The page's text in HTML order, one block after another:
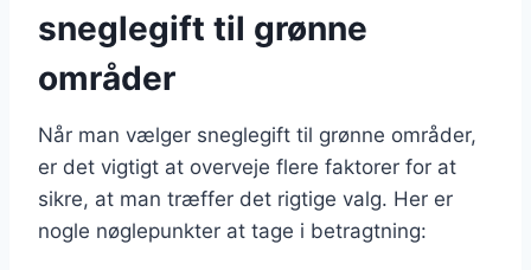
sneglegift til grønne
områder
Når man vælger sneglegift til grønne områder,
er det vigtigt at overveje flere faktorer for at
sikre, at man træffer det rigtige valg. Her er
nogle nøglepunkter at tage i betragtning: